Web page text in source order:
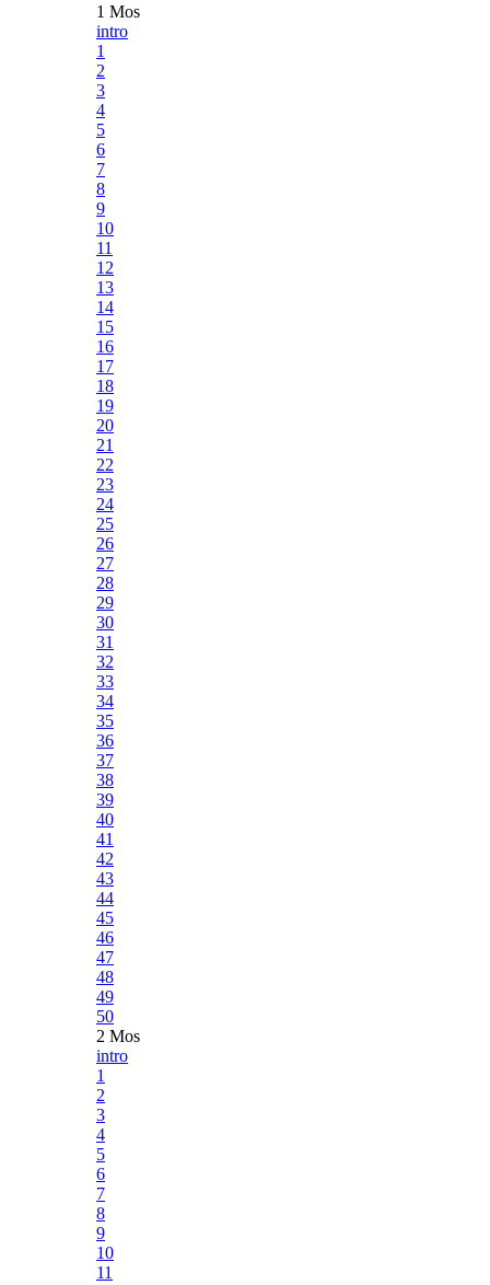
1 Mos
intro
1
2
3
4
5
6
7
8
9
10
11
12
13
14
15
16
17
18
19
20
21
22
23
24
25
26
27
28
29
30
31
32
33
34
35
36
37
38
39
40
41
42
43
44
45
46
47
48
49
50
2 Mos
intro
1
2
3
4
5
6
7
8
9
10
11